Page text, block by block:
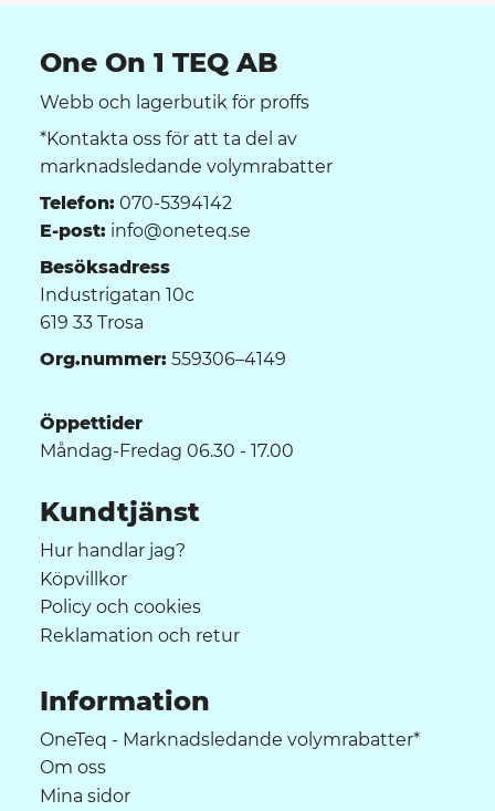
One On 1 TEQ AB
Webb och lagerbutik för proffs
*Kontakta oss för att ta del av
marknadsledande volymrabatter
Telefon: 070-5394142
E-post: info@oneteq.se
Besöksadress
Industrigatan 10c
619 33 Trosa
Org.nummer: 559306–4149
Öppettider
Måndag-Fredag 06.30 - 17.00
Kundtjänst
Hur handlar jag?
Köpvillkor
Policy och cookies
Reklamation och retur
Information
OneTeq - Marknadsledande volymrabatter*
Om oss
Mina sidor